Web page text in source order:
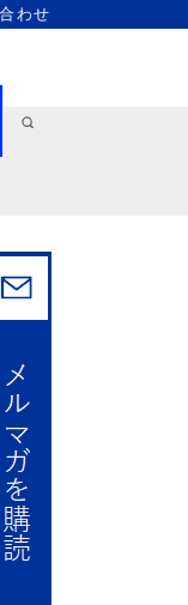
わせ